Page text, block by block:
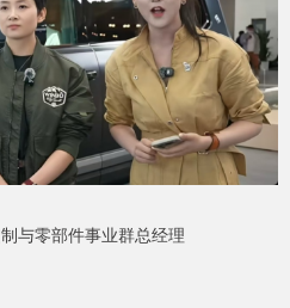
与零部件事业群总经理